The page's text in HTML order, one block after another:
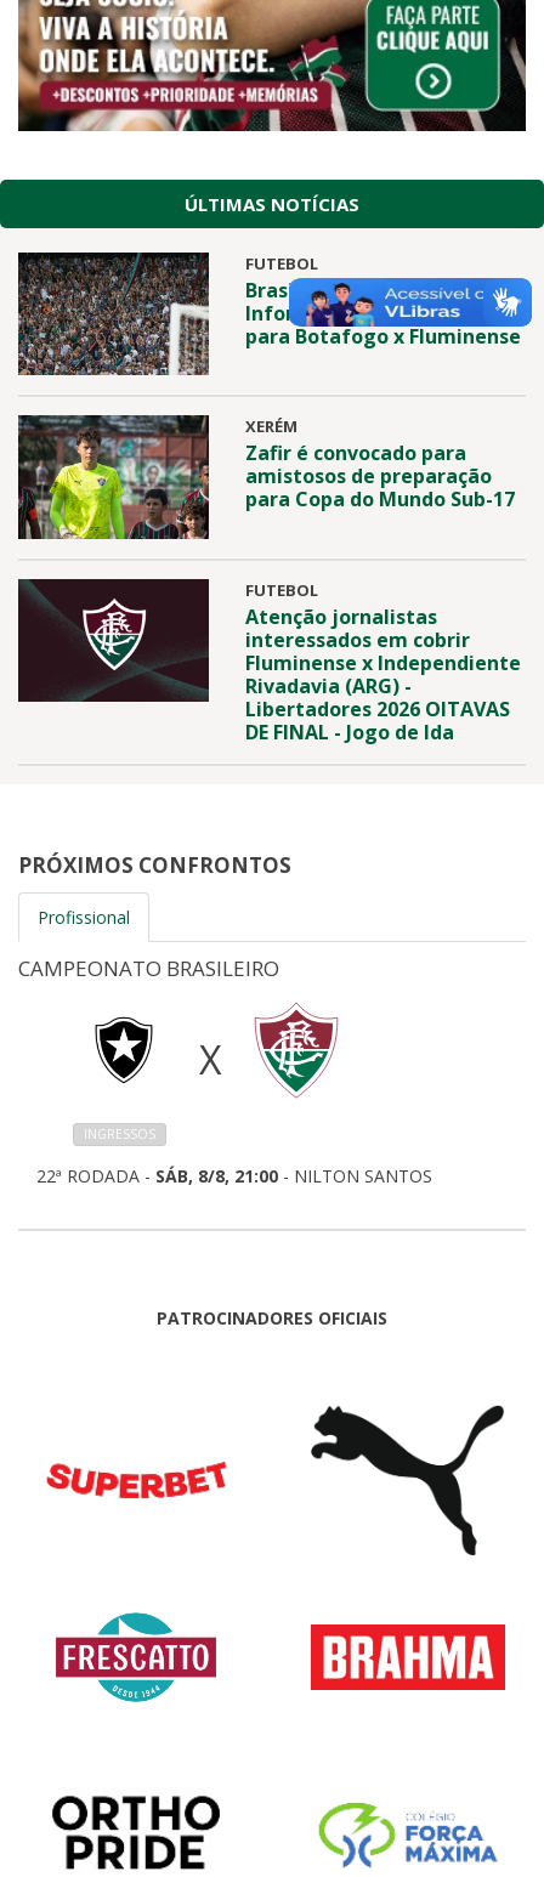
ÚLTIMAS NOTÍCIAS
FUTEBOL
Brasileirão 2026:
Informações de ingressos
para Botafogo x Fluminense
XERÉM
Zafir é convocado para
amistosos de preparação
para Copa do Mundo Sub-17
FUTEBOL
Atenção jornalistas
interessados em cobrir
Fluminense x Independiente
Rivadavia (ARG) -
Libertadores 2026 OITAVAS
DE FINAL - Jogo de Ida
PRÓXIMOS CONFRONTOS
Profissional
CAMPEONATO BRASILEIRO
X
INGRESSOS
22ª RODADA - SÁB, 8/8, 21:00 - NILTON SANTOS
PATROCINADORES OFICIAIS